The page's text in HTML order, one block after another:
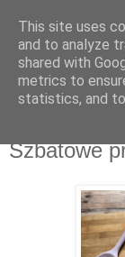
Portal kulturalny
sobota, 2
Szbatowe
This site uses
and to analyze
shared with
metrics to
statistics, and